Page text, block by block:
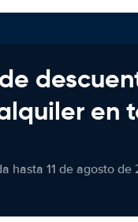
en
hasta 11 de agosto de